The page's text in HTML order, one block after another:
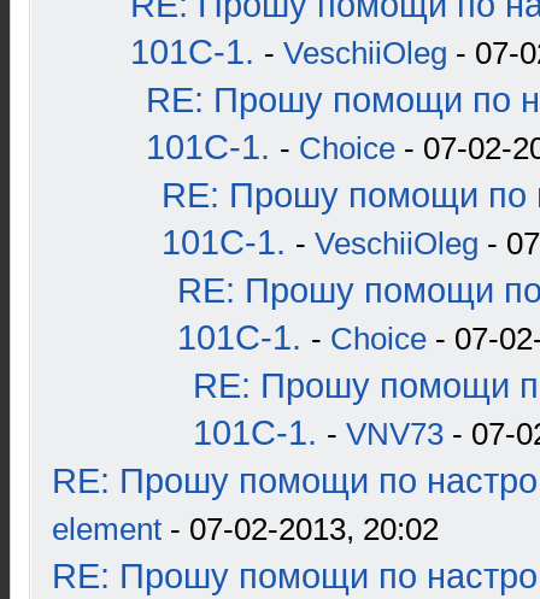
101С-1. - VeschiiOleg - 07-
RE: Прошу помощи по
101С-1. - Choice - 07-02-
RE: Прошу помощи по
101С-1. - VeschiiOleg -
RE: Прошу помощи
101С-1. - Choice - 07-
RE: Прошу помощи
101С-1. - VNV73 - 07-
RE: Прошу помощи по
element - 07-02-2013, 20:02
RE: Прошу помощи по